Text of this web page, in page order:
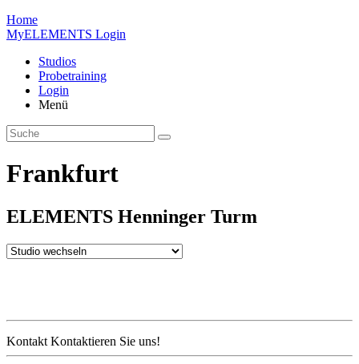
Home
MyELEMENTS Login
Studios
Probe­training
Login
Menü
Frankfurt
ELEMENTS Henninger Turm
Kontakt Kontaktieren Sie uns!